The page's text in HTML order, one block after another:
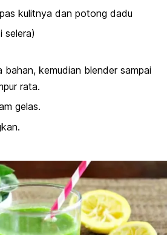
kulitnya dan potong dadu
selera)
bahan, kemudian blender sampai
rata.
gelas.